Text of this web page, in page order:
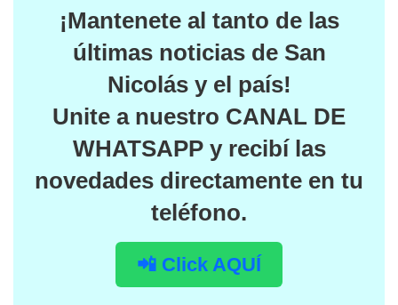
¡Mantenete al tanto de las
últimas noticias de San
Nicolás y el país!
Unite a nuestro CANAL DE
WHATSAPPy recibí las
novedades directamente en tu
teléfono.
📲 Click AQUÍ